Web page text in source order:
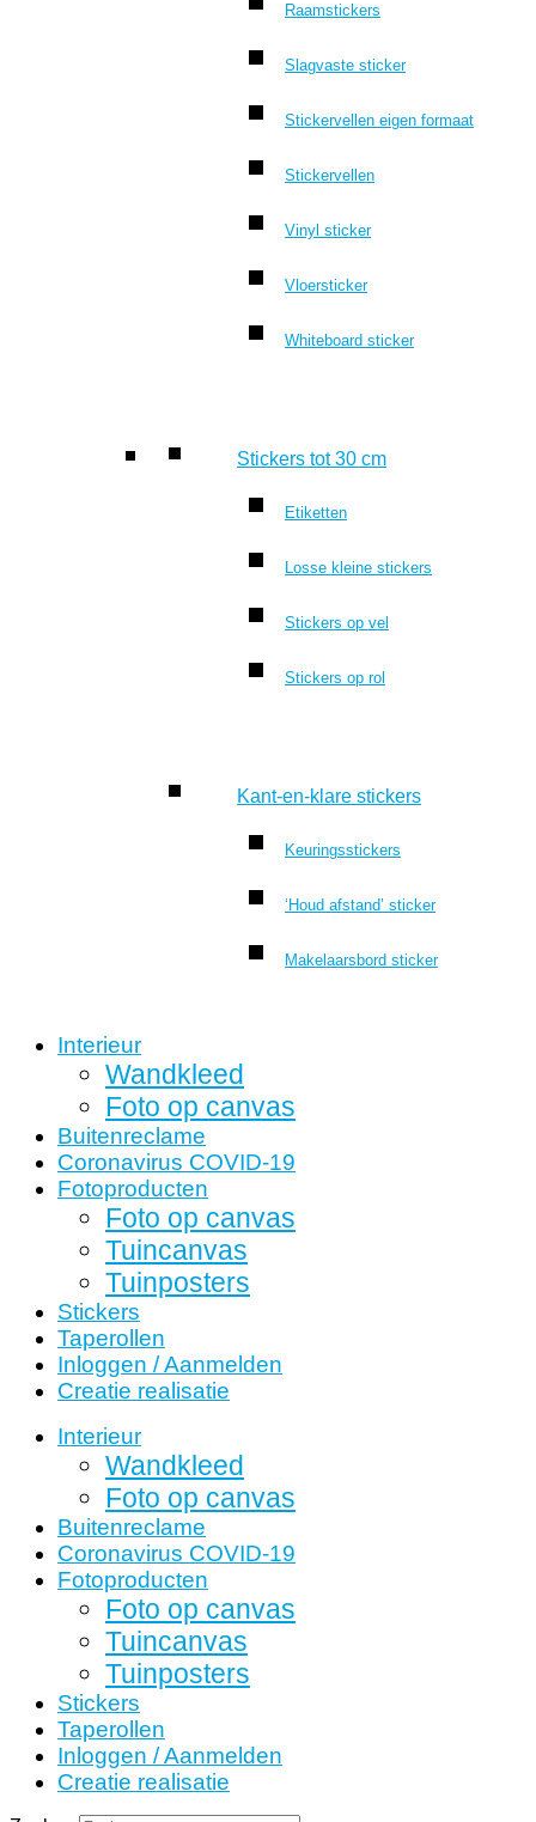
Raamstickers
Slagvaste sticker
Stickervellen eigen formaat
Stickervellen
Vinyl sticker
Vloersticker
Whiteboard sticker
Stickers tot 30 cm
Etiketten
Losse kleine stickers
Stickers op vel
Stickers op rol
Kant-en-klare stickers
Keuringsstickers
‘Houd afstand’ sticker
Makelaarsbord sticker
Interieur
Wandkleed
Foto op canvas
Buitenreclame
Coronavirus COVID-19
Fotoproducten
Foto op canvas
Tuincanvas
Tuinposters
Stickers
Taperollen
Inloggen / Aanmelden
Creatie realisatie
Interieur
Wandkleed
Foto op canvas
Buitenreclame
Coronavirus COVID-19
Fotoproducten
Foto op canvas
Tuincanvas
Tuinposters
Stickers
Taperollen
Inloggen / Aanmelden
Creatie realisatie